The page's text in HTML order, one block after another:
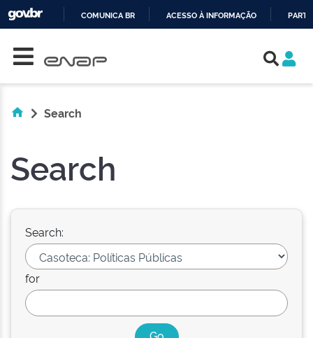
COMUNICA BR ACESSO À INFORMAÇÃO
Search
Search
Search:
for